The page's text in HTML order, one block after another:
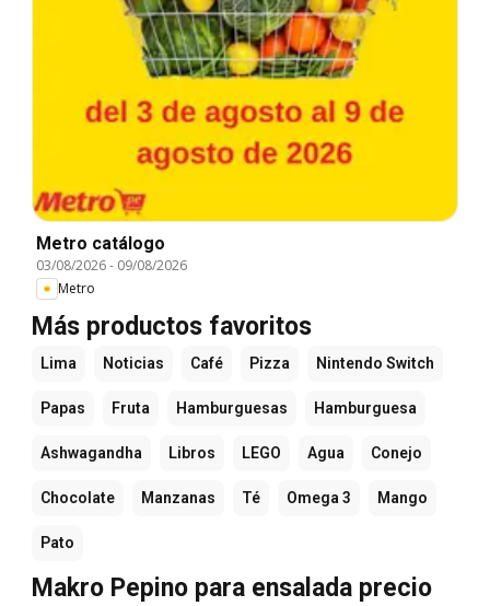
Metro catálogo
03/08/2026- 09/08/2026
Metro
Más productos favoritos
Lima Noticias Café Pizza Nintendo Switch
Papas Fruta Hamburguesas Hamburguesa
Ashwagandha Libros LEGO Agua Conejo
Chocolate Manzanas Té Omega 3 Mango
Pato
Makro Pepino para ensalada precio